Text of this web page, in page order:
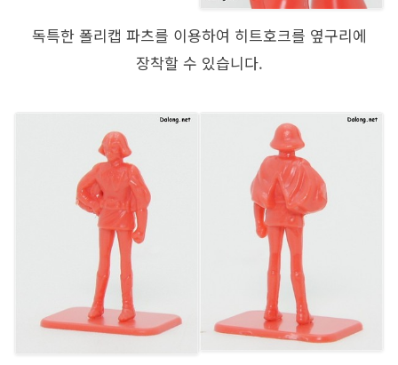
독특한 폴리캡 파츠를 이용하여 히트호크를 옆구리에
장착할 수 있습니다.